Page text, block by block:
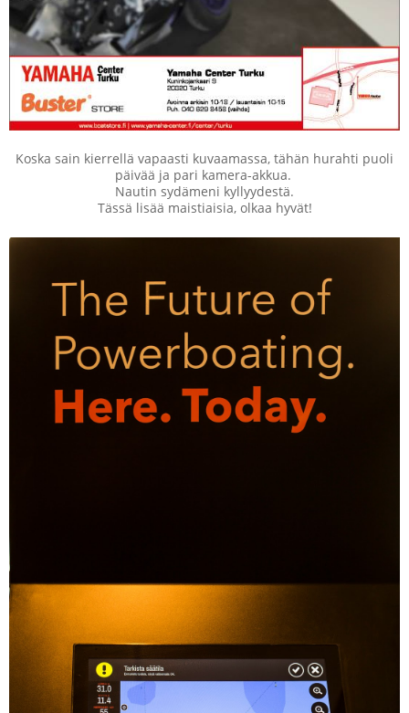
Koska sain kierrellä vapaasti kuvaamassa, tähän hurahti puoli
päivää ja pari kamera-akkua.
Nautin sydämeni kyllyydestä.
Tässä lisää maistiaisia, olkaa hyvät!